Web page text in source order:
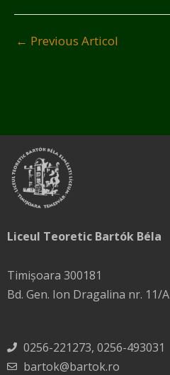
← Previous Articol
Liceul Teoretic Bartók Béla
Timișoara 300181
Bd. Gen. Ion Dragalina nr. 11/A
0256-221273, 0256-493031
bartok@bartok.ro